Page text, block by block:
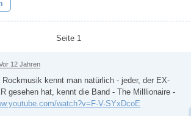
Seite 1
12 Jahren
Rockmusik kennt man natürlich - jeder, der EX-
gesehen hat, kennt die Band - The Milllionaire -
watch?v=F-V-SYxDcoE